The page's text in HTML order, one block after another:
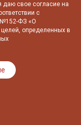
даю свое согласие на
с
№152-ФЗ «О
определенных в